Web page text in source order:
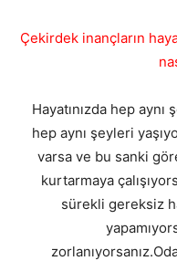
Çekirdek inançların
Hayatınızda hep
hep aynı şeyleri
varsa ve bu sanki
kurtarmaya
sürekli gereksiz